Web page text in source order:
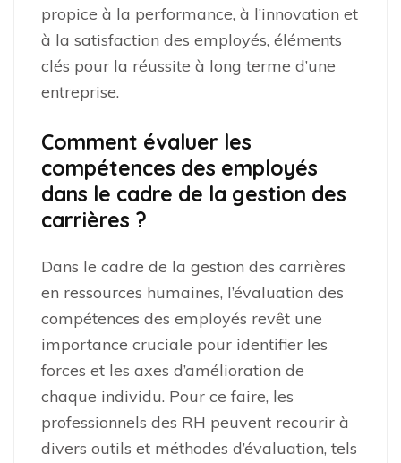
propice à la performance, à l’innovation et
à la satisfaction des employés, éléments
clés pour la réussite à long terme d’une
entreprise.
Comment évaluer les
compétences des employés
dans le cadre de la gestion des
carrières ?
Dans le cadre de la gestion des carrières
en ressources humaines, l’évaluation des
compétences des employés revêt une
importance cruciale pour identifier les
forces et les axes d’amélioration de
chaque individu. Pour ce faire, les
professionnels des RH peuvent recourir à
divers outils et méthodes d’évaluation, tels